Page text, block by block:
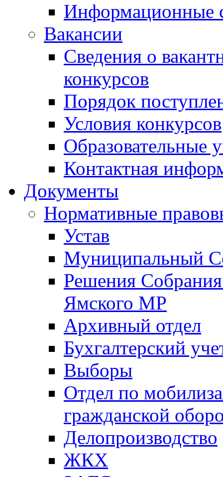
Информационные
Вакансии
Сведения о
конкурсов
Порядок
Условия конкурсов
Образовательные
Контактная
Документы
Нормативные
Устав
Муниципальный
Решения
Ямского МР
Архивный отдел
Бухгалтерский
Выборы
Отдел по
гражданской
Делопроизводство
ЖКХ